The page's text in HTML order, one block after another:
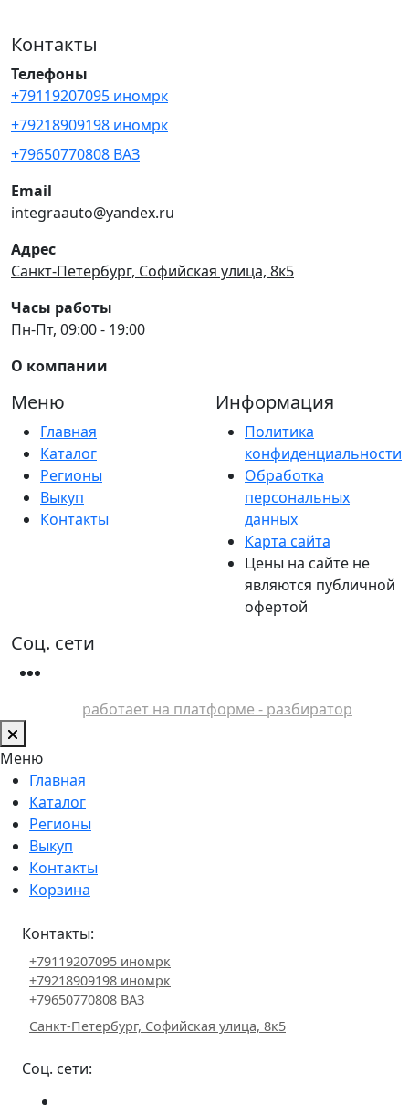
Контакты
Телефоны
+79119207095 иномрк
+79218909198 иномрк
+79650770808 ВАЗ
Email
integraauto@yandex.ru
Адрес
Санкт-Петербург, Софийская улица, 8к5
Часы работы
Пн-Пт, 09:00 - 19:00
О компании
Меню
Главная
Каталог
Регионы
Выкуп
Контакты
Информация
Политика
конфиденциальности
Обработка
персональных
данных
Карта сайта
Цены на сайте не
являются публичной
офертой
Соц. сети
работает на платформе - разбиратор
Меню
Главная
Каталог
Регионы
Выкуп
Контакты
Корзина
Контакты:
+79119207095 иномрк
+79218909198 иномрк
+79650770808 ВАЗ
Санкт-Петербург, Софийская улица, 8к5
Соц. сети: